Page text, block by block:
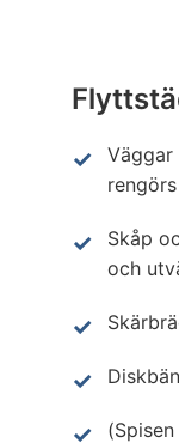
Väggar
Skåp
och